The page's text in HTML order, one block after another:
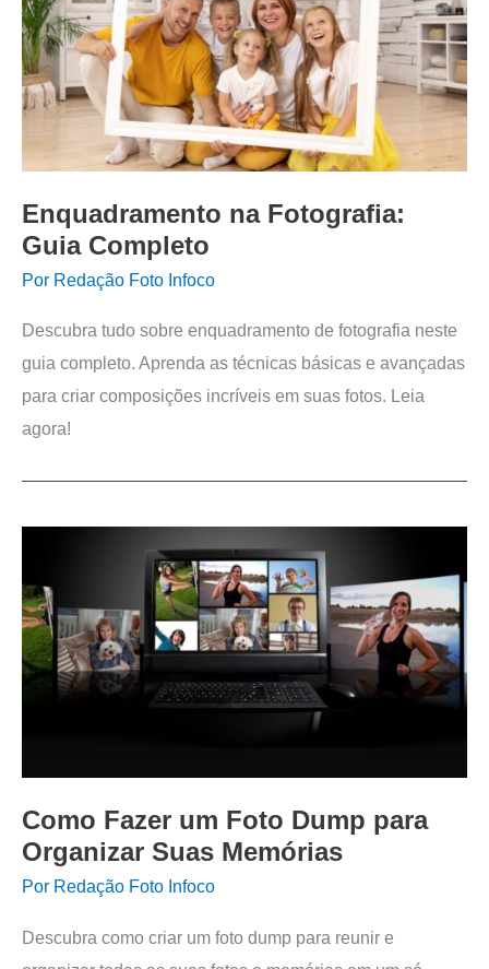
Enquadramento na Fotografia:
Guia Completo
Por Redação Foto Infoco
Descubra tudo sobre enquadramento de fotografia neste
guia completo. Aprenda as técnicas básicas e avançadas
para criar composições incríveis em suas fotos. Leia
agora!
Como Fazer um Foto Dump para
Organizar Suas Memórias
Por Redação Foto Infoco
Descubra como criar um foto dump para reunir e